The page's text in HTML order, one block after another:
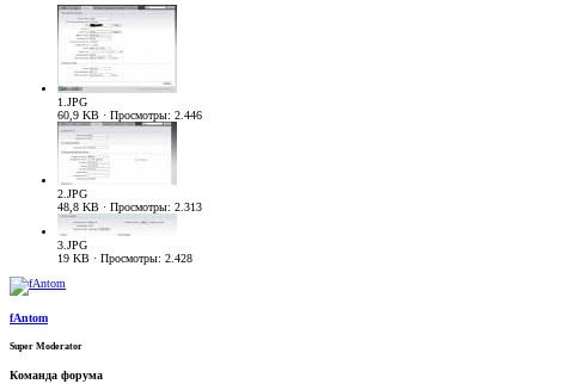
1.JPG
60,9 KB · Просмотры: 2.446
2.JPG
48,8 KB · Просмотры: 2.313
3.JPG
19 KB · Просмотры: 2.428
fAntom
Super Moderator
Команда форума